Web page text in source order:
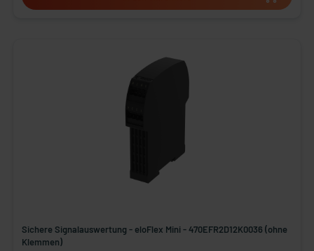
Sichere Signalauswertung - eloFlex Mini - 470EFR2D12K0036 (ohne
Klemmen)